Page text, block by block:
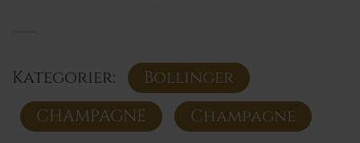
Kategorier:
Bollinger
CHAMPAGNE
Champagne